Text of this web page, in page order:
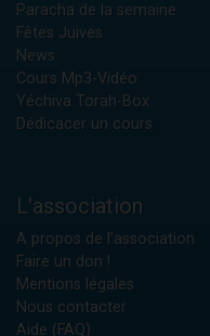
Paracha de la semaine
Fêtes Juives
News
Cours Mp3-Vidéo
Yéchiva Torah-Box
Dédicacer un cours
L'association
A propos de l'association
Faire un don !
Mentions légales
Nous contacter
Aide (FAQ)